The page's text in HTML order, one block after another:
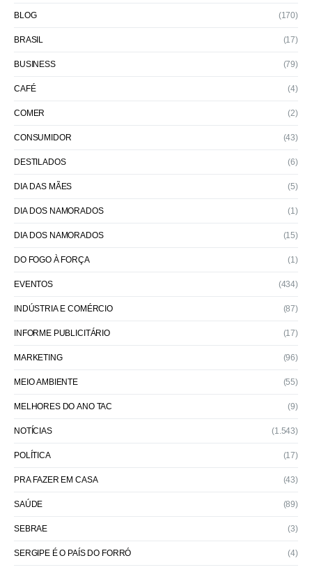
BLOG (170)
BRASIL (17)
BUSINESS (79)
CAFÉ (4)
COMER (2)
CONSUMIDOR (43)
DESTILADOS (6)
DIA DAS MÃES (5)
DIA DOS NAMORADOS (1)
DIA DOS NAMORADOS (15)
DO FOGO À FORÇA (1)
EVENTOS (434)
INDÚSTRIA E COMÉRCIO (87)
INFORME PUBLICITÁRIO (17)
MARKETING (96)
MEIO AMBIENTE (55)
MELHORES DO ANO TAC (9)
NOTÍCIAS (1.543)
POLÍTICA (17)
PRA FAZER EM CASA (43)
SAÚDE (89)
SEBRAE (3)
SERGIPE É O PAÍS DO FORRÓ (4)